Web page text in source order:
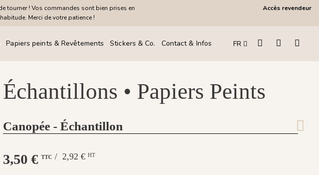
tourner ! Vos commandes sont bien prises en
Merci de votre patience !
Accès revendeur
Papiers peints & Revêtements Stickers & Co. Contact & Infos FR
Échantillons • Papiers Peints
Canopée - Échantillon
3,50 € TTC / 2,92 € HT